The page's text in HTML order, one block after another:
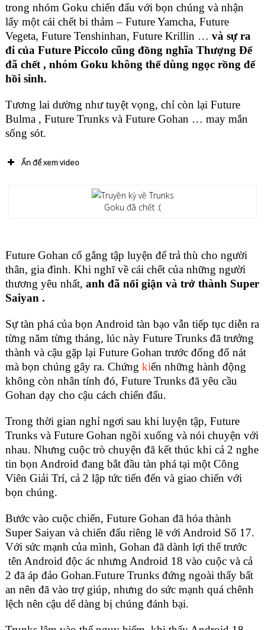
trong nhóm Goku chiến đấu với bọn chúng và nhận
lấy một cái chết bi thảm – Future Yamcha, Future
Vegeta, Future Tenshinhan, Future Krillin … và sự ra
đi của Future Piccolo cũng đồng nghĩa Thượng Đế
đã chết , nhóm Goku không thể dùng ngọc rồng để
hồi sinh.
Tương lai dường như tuyệt vọng, chỉ còn lại Future
Bulma , Future Trunks và Future Gohan … may mắn
sống sót.
Ấn để xem video
Goku đã chết :(
Future Gohan cố gắng tập luyện để trả thù cho người
thân, gia đình. Khi nghĩ về cái chết của những người
thương yêu nhất, anh đã nổi giận và trở thành Super
Saiyan .
Sự tàn phá của bọn Android tàn bạo vẫn tiếp tục diễn ra
từng năm từng tháng, lúc này Future Trunks đã trưởng
thành và cậu gặp lại Future Gohan trước đống đổ nát
mà bọn chúng gây ra. Chứng kiến những hành động
không còn nhân tính đó, Future Trunks đã yêu cầu
Gohan dạy cho cậu cách chiến đấu.
Trong thời gian nghỉ ngơi sau khi luyện tập, Future
Trunks và Future Gohan ngồi xuống và nói chuyện với
nhau. Nhưng cuộc trò chuyện đã kết thúc khi cả 2 nghe
tin bọn Android đang bắt đầu tàn phá tại một Công
Viên Giải Trí, cả 2 lập tức tiến đến và giao chiến với
bọn chúng.
Bước vào cuộc chiến, Future Gohan đã hóa thành
Super Saiyan và chiến đấu riêng lẽ với Android Số 17.
Với sức mạnh của mình, Gohan đã dành lợi thế trước
tên Android độc ác nhưng Android 18 vào cuộc và cả
2 đã áp đảo Gohan.Future Trunks đứng ngoài thấy bất
an nên đã vào trợ giúp, nhưng do sức mạnh quá chênh
lệch nên cậu dể dàng bị chúng đánh bại.